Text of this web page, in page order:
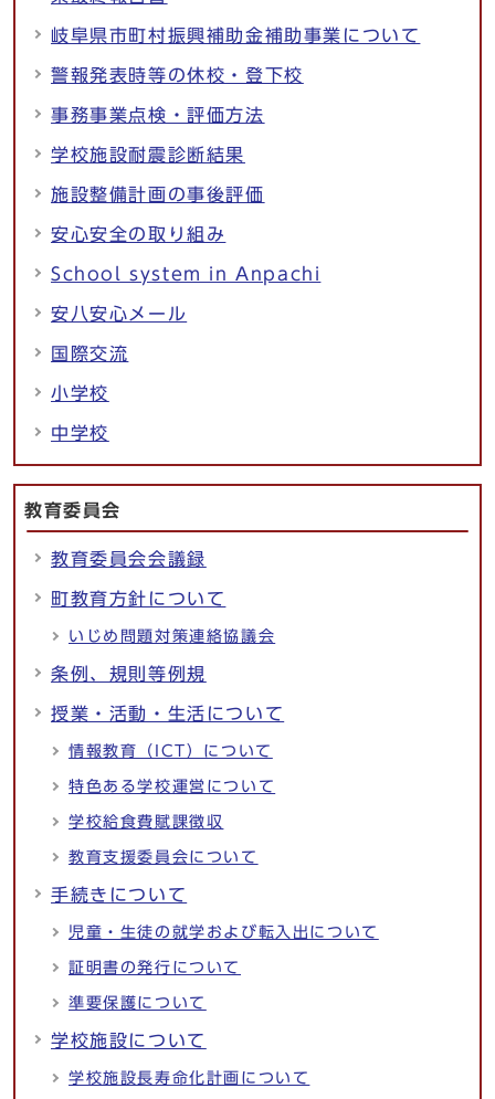
岐阜県市町村振興補助金補助事業について
警報発表時等の休校・登下校
事務事業点検・評価方法
学校施設耐震診断結果
施設整備計画の事後評価
安心安全の取り組み
School system in Anpachi
安八安心メール
国際交流
小学校
中学校
教育委員会
教育委員会会議録
町教育方針について
いじめ問題対策連絡協議会
条例、規則等例規
授業・活動・生活について
情報教育（ICT）について
特色ある学校運営について
学校給食費賦課徴収
教育支援委員会について
手続きについて
児童・生徒の就学および転入出について
証明書の発行について
準要保護について
学校施設について
学校施設長寿命化計画について